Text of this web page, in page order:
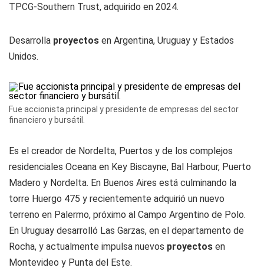
TPCG-Southern Trust, adquirido en 2024.
Desarrolla proyectos en Argentina, Uruguay y Estados
Unidos.
Fue accionista principal y presidente de empresas del sector
financiero y bursátil.
Es el creador de Nordelta, Puertos y de los complejos
residenciales Oceana en Key Biscayne, Bal Harbour, Puerto
Madero y Nordelta. En Buenos Aires está culminando la
torre Huergo 475 y recientemente adquirió un nuevo
terreno en Palermo, próximo al Campo Argentino de Polo.
En Uruguay desarrolló Las Garzas, en el departamento de
Rocha, y actualmente impulsa nuevos proyectos en
Montevideo y Punta del Este.